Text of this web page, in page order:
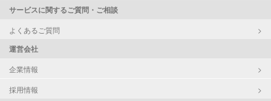
サービスに関するご質問・ご相談
よくあるご質問
運営会社
企業情報
採用情報